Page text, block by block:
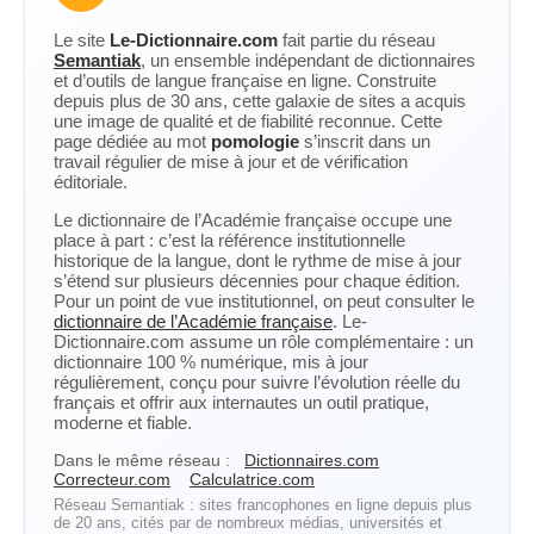
Le site Le-Dictionnaire.com fait partie du réseau
Semantiak, un ensemble indépendant de dictionnaires
et d’outils de langue française en ligne. Construite
depuis plus de 30 ans, cette galaxie de sites a acquis
une image de qualité et de fiabilité reconnue. Cette
page dédiée au mot pomologie s’inscrit dans un
travail régulier de mise à jour et de vérification
éditoriale.
Le dictionnaire de l’Académie française occupe une
place à part : c’est la référence institutionnelle
historique de la langue, dont le rythme de mise à jour
s’étend sur plusieurs décennies pour chaque édition.
Pour un point de vue institutionnel, on peut consulter le
dictionnaire de l’Académie française. Le-
Dictionnaire.com assume un rôle complémentaire : un
dictionnaire 100 % numérique, mis à jour
régulièrement, conçu pour suivre l’évolution réelle du
français et offrir aux internautes un outil pratique,
moderne et fiable.
Dans le même réseau :
Dictionnaires.com
Correcteur.com
Calculatrice.com
Réseau Semantiak : sites francophones en ligne depuis plus
de 20 ans, cités par de nombreux médias, universités et